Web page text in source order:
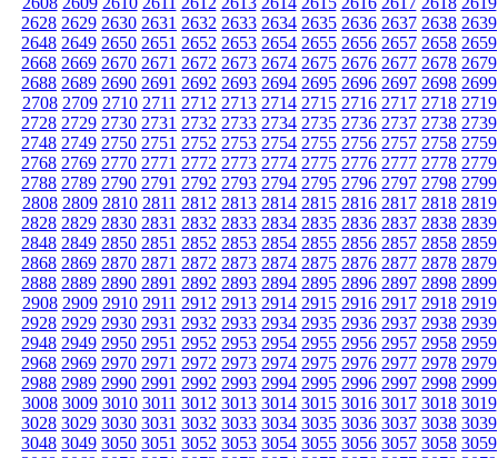
2628 2629 2630 2631 2632 2633 2634 2635 2636 2637 2638 2639
2648 2649 2650 2651 2652 2653 2654 2655 2656 2657 2658 2659
2668 2669 2670 2671 2672 2673 2674 2675 2676 2677 2678 2679
2688 2689 2690 2691 2692 2693 2694 2695 2696 2697 2698 2699
2708 2709 2710 2711 2712 2713 2714 2715 2716 2717 2718 2719
2728 2729 2730 2731 2732 2733 2734 2735 2736 2737 2738 2739
2748 2749 2750 2751 2752 2753 2754 2755 2756 2757 2758 2759
2768 2769 2770 2771 2772 2773 2774 2775 2776 2777 2778 2779
2788 2789 2790 2791 2792 2793 2794 2795 2796 2797 2798 2799
2808 2809 2810 2811 2812 2813 2814 2815 2816 2817 2818 2819
2828 2829 2830 2831 2832 2833 2834 2835 2836 2837 2838 2839
2848 2849 2850 2851 2852 2853 2854 2855 2856 2857 2858 2859
2868 2869 2870 2871 2872 2873 2874 2875 2876 2877 2878 2879
2888 2889 2890 2891 2892 2893 2894 2895 2896 2897 2898 2899
2908 2909 2910 2911 2912 2913 2914 2915 2916 2917 2918 2919
2928 2929 2930 2931 2932 2933 2934 2935 2936 2937 2938 2939
2948 2949 2950 2951 2952 2953 2954 2955 2956 2957 2958 2959
2968 2969 2970 2971 2972 2973 2974 2975 2976 2977 2978 2979
2988 2989 2990 2991 2992 2993 2994 2995 2996 2997 2998 2999
3008 3009 3010 3011 3012 3013 3014 3015 3016 3017 3018 3019
3028 3029 3030 3031 3032 3033 3034 3035 3036 3037 3038 3039
3048 3049 3050 3051 3052 3053 3054 3055 3056 3057 3058 3059